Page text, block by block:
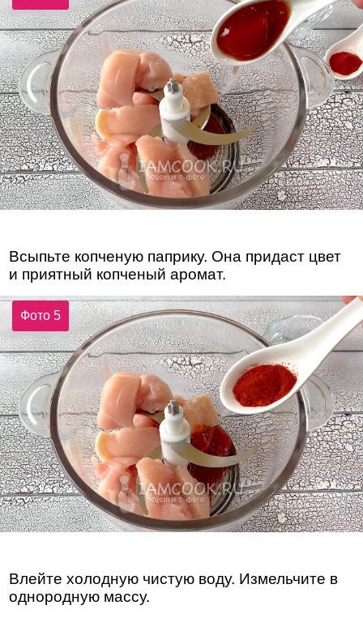
Всыпьте копченую паприку. Она придаст цвет
и приятный копченый аромат.
Фото 5
Влейте холодную чистую воду. Измельчите в
однородную массу.